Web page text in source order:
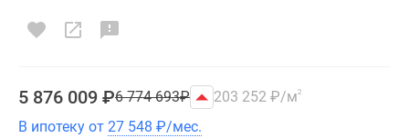
5 876 009 ₽6 774 693₽ 203 252 ₽/м2
В ипотеку от 27 548 ₽/мес.